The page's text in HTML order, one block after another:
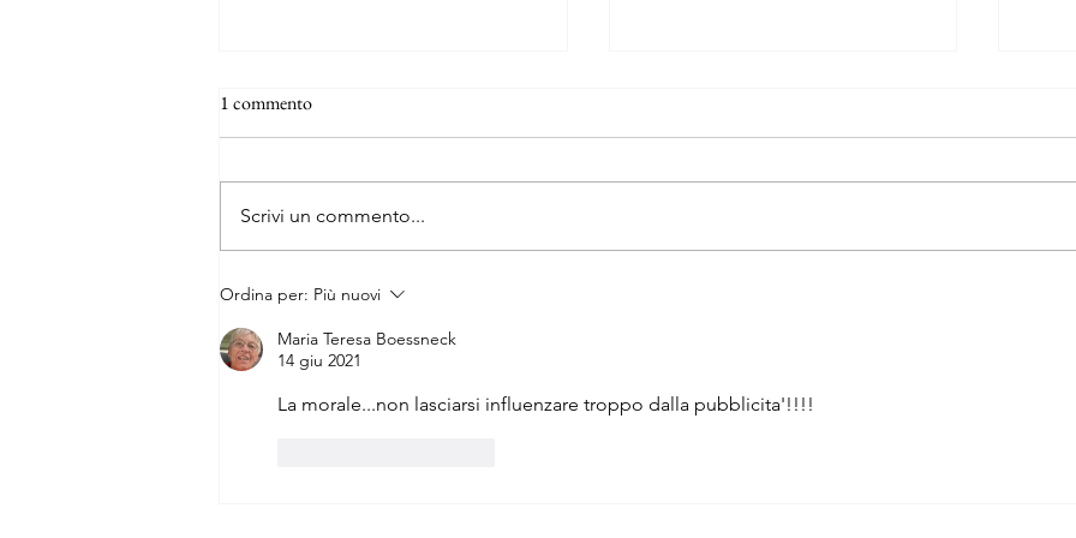
Le tredici vite e mezzo del capitano
1984
Un
1 commento
Scrivi un commento...
Ordina per: Più nuovi
Maria Teresa Boessneck
14 giu 2021
La morale...non lasciarsi influenzare troppo dalla pubblicita'!!!!